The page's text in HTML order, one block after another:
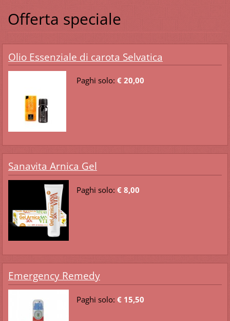
Offerta speciale
Olio Essenziale di carota Selvatica
Paghi solo: € 20,00
Sanavita Arnica Gel
Paghi solo: € 8,00
Emergency Remedy
Paghi solo: € 15,50